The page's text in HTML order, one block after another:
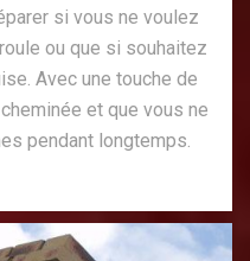
si vous ne voulez
ou que si souhaitez
Avec une touche de
et que vous ne
pendant longtemps.